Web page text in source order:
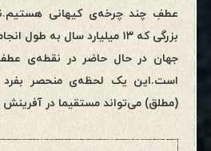
عطفِ چند چرخه‌ی کیهانی
بزرگی که ۱۳ میلیارد سال به
جهان در حال حاضر در نقطه‌ی عطف
است.این یک لحظه‌ی منحصر
(مطلق) می‌تواند مستقیما در